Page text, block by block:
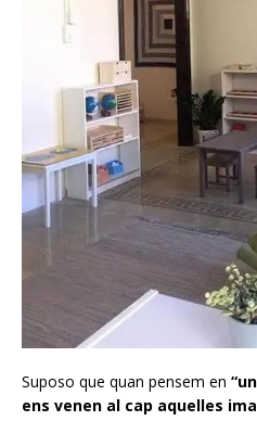
Suposo que quan pensem en
ens venen al cap aquelles